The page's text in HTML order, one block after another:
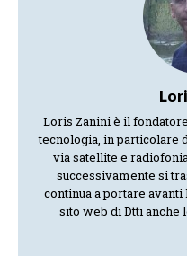
Loris Zanini è il
tecnologia, in particolare
via satellite e
successivamente si
continua a portare avanti
sito web di Dtti anche